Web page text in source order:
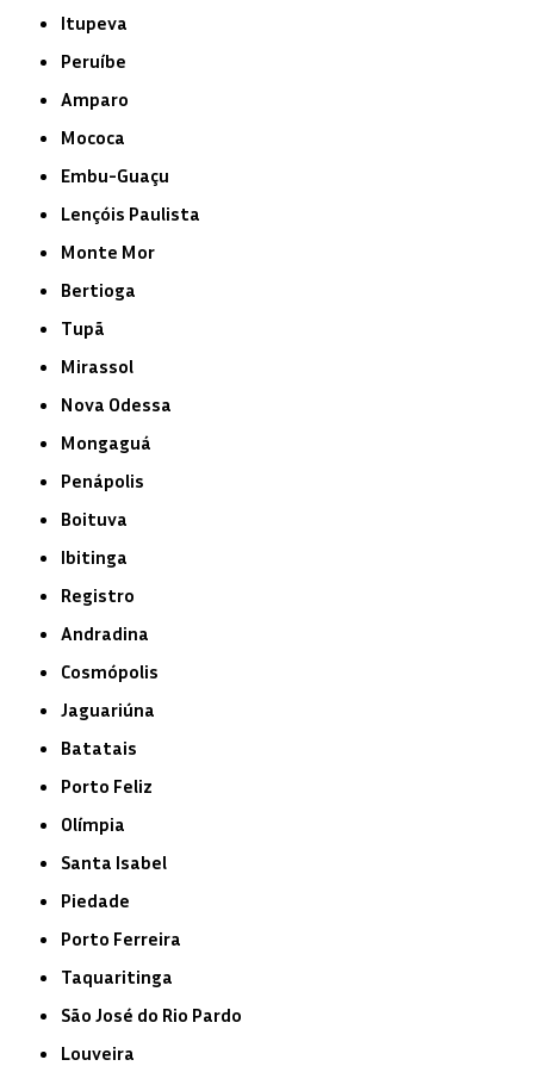
Itupeva
Peruíbe
Amparo
Mococa
Embu-Guaçu
Lençóis Paulista
Monte Mor
Bertioga
Tupã
Mirassol
Nova Odessa
Mongaguá
Penápolis
Boituva
Ibitinga
Registro
Andradina
Cosmópolis
Jaguariúna
Batatais
Porto Feliz
Olímpia
Santa Isabel
Piedade
Porto Ferreira
Taquaritinga
São José do Rio Pardo
Louveira